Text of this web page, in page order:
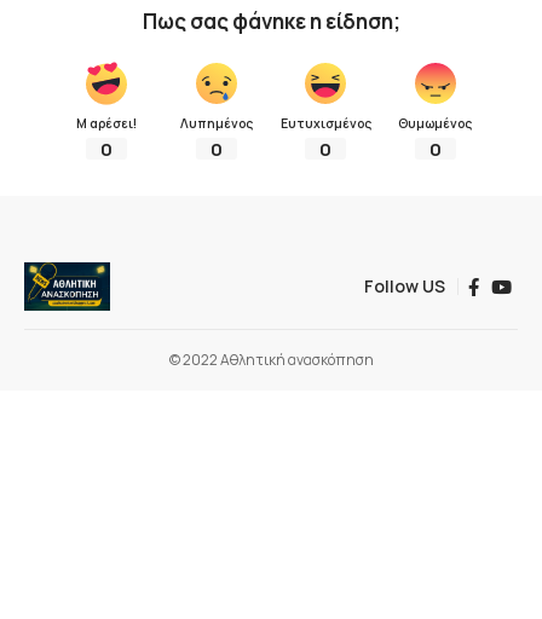
Πως σας φάνηκε η είδηση;
Μ αρέσει!
0
Λυπημένος
0
Ευτυχισμένος
0
Θυμωμένος
0
Follow US
© 2022 Αθλητική ανασκόπηση